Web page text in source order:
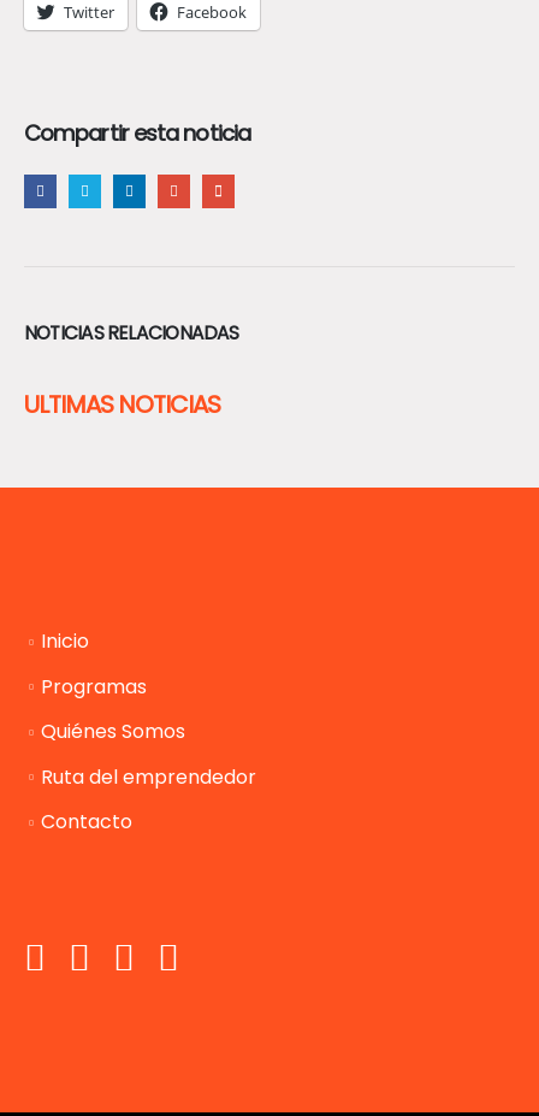
Twitter Facebook
Compartir esta noticia
NOTICIAS RELACIONADAS
ULTIMAS NOTICIAS
Inicio
Programas
Quiénes Somos
Ruta del emprendedor
Contacto